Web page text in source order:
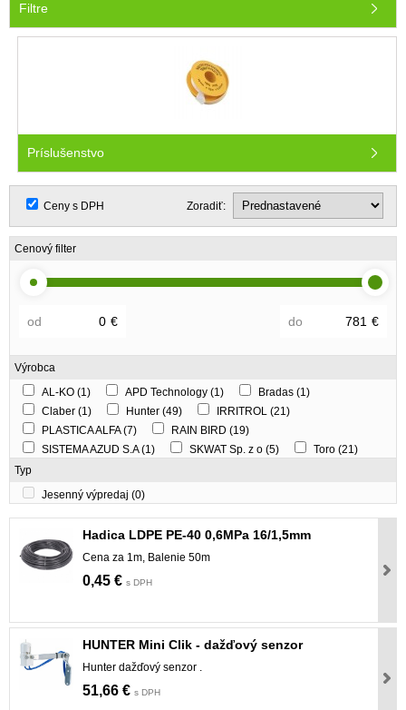
Filtre
Príslušenstvo
Ceny s DPH Zoradiť:
Cenový filter
od € do €
Výrobca
AL-KO (1) APD Technology (1) Bradas (1)
Claber (1) Hunter (49) IRRITROL (21)
PLASTICA ALFA(7) RAIN BIRD (19)
SISTEMA AZUD S.A(1) SKWAT Sp. z o (5) Toro (21)
Typ
Jesenný výpredaj (0)
Hadica LDPE PE-40 0,6MPa 16/1,5mm
Cena za 1m, Balenie 50m
0,45 € s DPH
HUNTER Mini Clik - dažďový senzor
Hunter dažďový senzor .
51,66 € s DPH